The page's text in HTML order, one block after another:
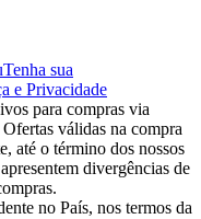
Tenha sua
e Privacidade
para compras via
válidas na compra
até o término dos nossos
divergências de
no País, nos termos da